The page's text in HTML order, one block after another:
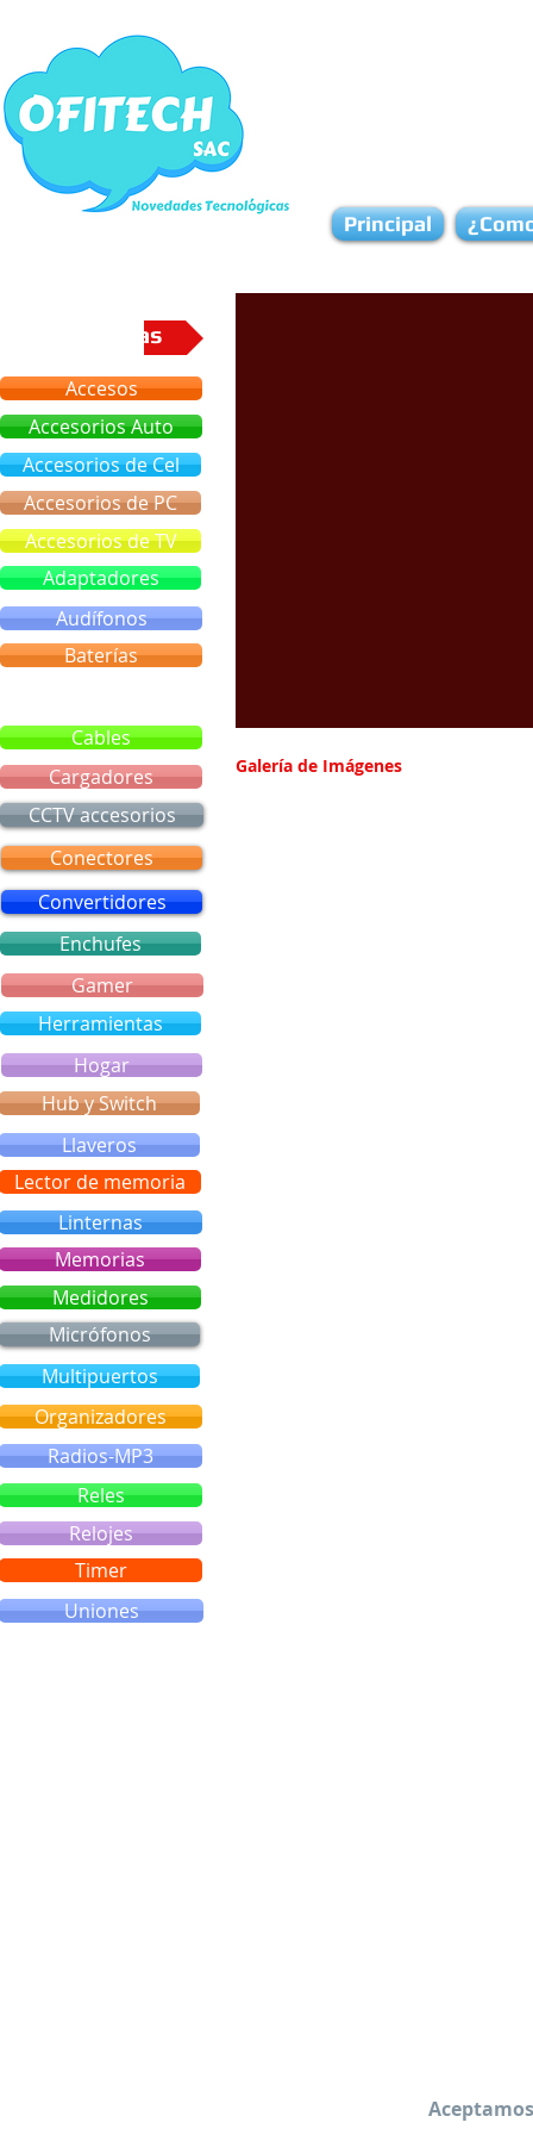
Galería de Imágenes
Categorias
Accesorios de PC
Accesorios de TV
Audífonos
Cables
Adaptadores
Accesorios de Cel
Baterías
Cargadores
Accesorios Auto
Accesos
Principal
Convertidores
CCTV accesorios
Enchufes
Conectores
Gamer
Herramientas
Hogar
Hub y Switch
Llaveros
Lector de memoria
Linternas
Memorias
Medidores
Micrófonos
Multipuertos
Organizadores
Radios-MP3
Reles
Relojes
Timer
Uniones